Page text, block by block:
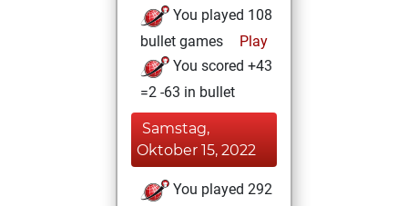
You played 108
bullet games
Play
You scored +43
=2 -63 in bullet
Samstag,
Oktober 15, 2022
You played 292